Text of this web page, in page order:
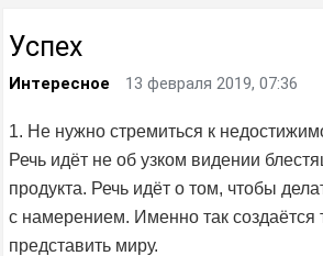
Успех
Интересное 13 февраля 2019, 07:36
1. Не нужно стремиться к
Речь идёт не об узком видении
продукта. Речь идёт о том, чтобы
с намерением. Именно так создаётся
представить миру.